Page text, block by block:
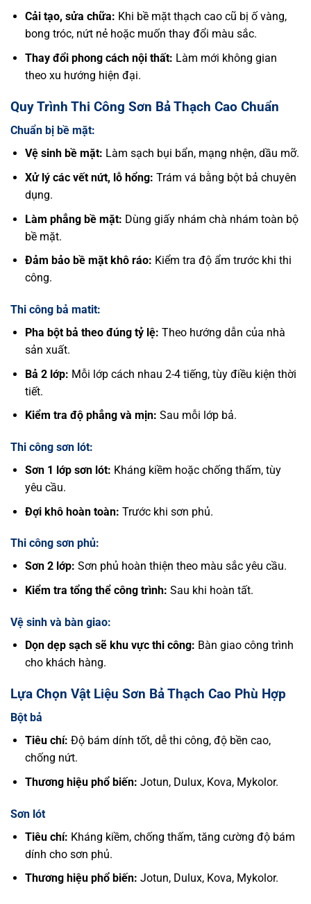
Cải tạo, sửa chữa: Khi bề mặt thạch cao cũ bị ố vàng,
bong tróc, nứt nẻ hoặc muốn thay đổi màu sắc.
Thay đổi phong cách nội thất: Làm mới không gian
theo xu hướng hiện đại.
Quy Trình Thi Công Sơn Bả Thạch Cao Chuẩn
Chuẩn bị bề mặt:
Vệ sinh bề mặt: Làm sạch bụi bẩn, mạng nhện, dầu mỡ.
Xử lý các vết nứt, lỗ hổng: Trám vá bằng bột bả chuyên
dụng.
Làm phẳng bề mặt: Dùng giấy nhám chà nhám toàn bộ
bề mặt.
Đảm bảo bề mặt khô ráo: Kiểm tra độ ẩm trước khi thi
công.
Thi công bả matit:
Pha bột bả theo đúng tỷ lệ: Theo hướng dẫn của nhà
sản xuất.
Bả 2 lớp: Mỗi lớp cách nhau 2-4 tiếng, tùy điều kiện thời
tiết.
Kiểm tra độ phẳng và mịn: Sau mỗi lớp bả.
Thi công sơn lót:
Sơn 1 lớp sơn lót: Kháng kiềm hoặc chống thấm, tùy
yêu cầu.
Đợi khô hoàn toàn: Trước khi sơn phủ.
Thi công sơn phủ:
Sơn 2 lớp: Sơn phủ hoàn thiện theo màu sắc yêu cầu.
Kiểm tra tổng thể công trình: Sau khi hoàn tất.
Vệ sinh và bàn giao:
Dọn dẹp sạch sẽ khu vực thi công: Bàn giao công trình
cho khách hàng.
Lựa Chọn Vật Liệu Sơn Bả Thạch Cao Phù Hợp
Bột bả
Tiêu chí: Độ bám dính tốt, dễ thi công, độ bền cao,
chống nứt.
Thương hiệu phổ biến: Jotun, Dulux, Kova, Mykolor.
Sơn lót
Tiêu chí: Kháng kiềm, chống thấm, tăng cường độ bám
dính cho sơn phủ.
Thương hiệu phổ biến: Jotun, Dulux, Kova, Mykolor.